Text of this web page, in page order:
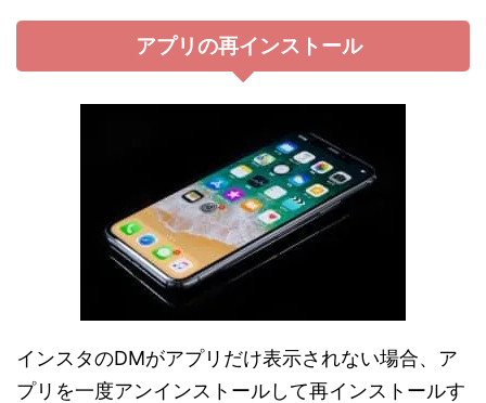
アプリの再インストール
インスタのDMがアプリだけ表示されない場合、ア
プリを一度アンインストールして再インストールす